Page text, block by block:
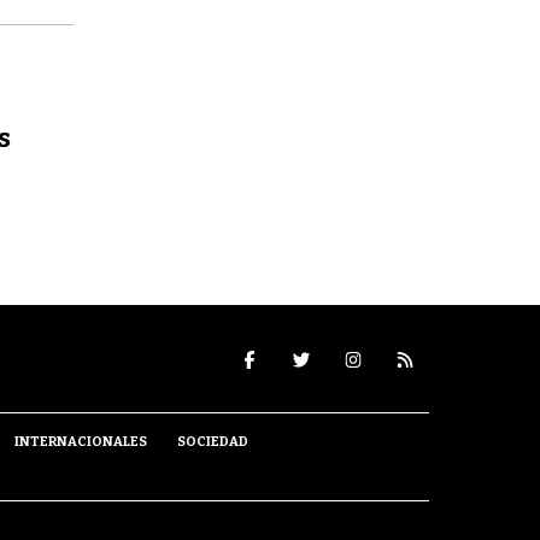
INTERNACIONALES
SOCIEDAD